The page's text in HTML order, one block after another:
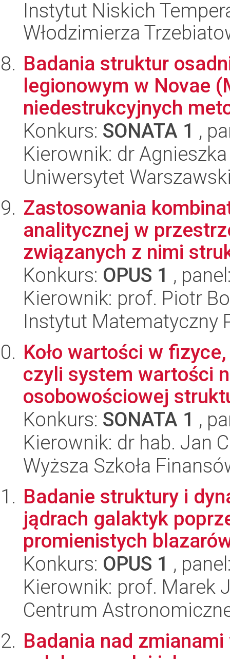
Instytut Niskich
Włodzimierza
Badania struktur
legionowym w Novae
niedestrukcyjnych
Konkurs: SONATA 1 ,
Kierownik: dr
Uniwersytet
Zastosowania
analitycznej w
związanych z nimi
Konkurs: OPUS 1 ,
Kierownik: prof. Piotr
Instytut Matematyczny
Koło wartości w
czyli system wartości
osobowościowej
Konkurs: SONATA 1 ,
Kierownik: dr hab. Jan
Wyższa Szkoła
Badanie struktury i
jądrach galaktyk
promienistych
Konkurs: OPUS 1 ,
Kierownik: prof. Marek
Centrum
Badania nad